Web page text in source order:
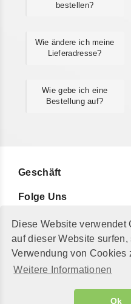
Diese Website verwendet
auf dieser Website surfen,
Verwendung von Cookies
Weitere Informationen
Ok
bestellen?
Wie ändere ich meine
Lieferadresse?
Wie gebe ich eine
Bestellung auf?
Geschäft
Folge Uns
Zu Ihrer Information
Zusätzlich
© 2002 - 2026
Alle Preise inkl.